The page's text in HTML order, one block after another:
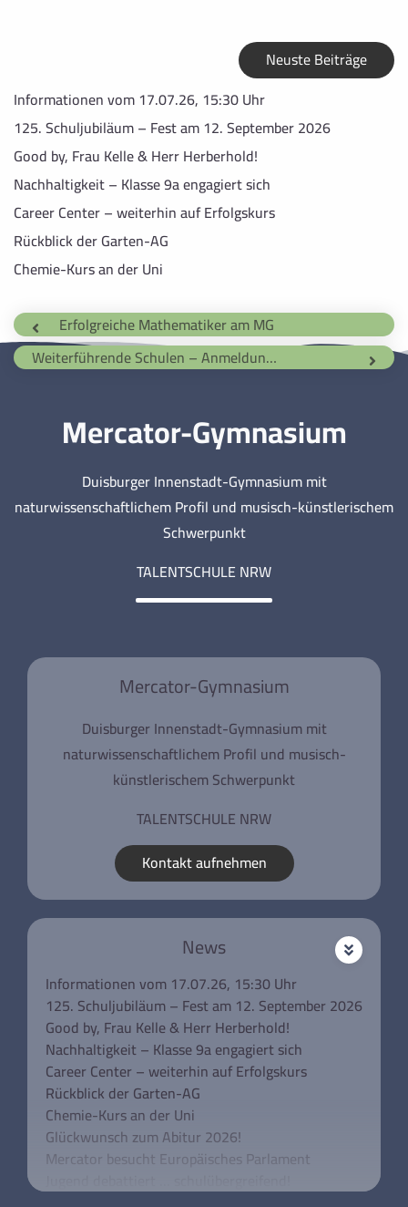
Neuste Beiträge
Informationen vom 17.07.26, 15:30 Uhr
125. Schuljubiläum – Fest am 12. September 2026
Good by, Frau Kelle & Herr Herberhold!
Nachhaltigkeit – Klasse 9a engagiert sich
Career Center – weiterhin auf Erfolgskurs
Rückblick der Garten-AG
Chemie-Kurs an der Uni
Erfolgreiche Mathematiker am MG
Weiterführende Schulen – Anmeldungen 2015
Mercator-Gymnasium
Duisburger Innenstadt-Gymnasium mit
naturwissenschaftlichem Profil und musisch-künstlerischem
Schwerpunkt
TALENTSCHULE NRW
Mercator-Gymnasium
Duisburger Innenstadt-Gymnasium mit
naturwissenschaftlichem Profil und musisch-
künstlerischem Schwerpunkt
TALENTSCHULE NRW
Kontakt aufnehmen
News
Informationen vom 17.07.26, 15:30 Uhr
125. Schuljubiläum – Fest am 12. September 2026
Good by, Frau Kelle & Herr Herberhold!
Nachhaltigkeit – Klasse 9a engagiert sich
Career Center – weiterhin auf Erfolgskurs
Rückblick der Garten-AG
Chemie-Kurs an der Uni
Glückwunsch zum Abitur 2026!
Mercator besucht Europäisches Parlament